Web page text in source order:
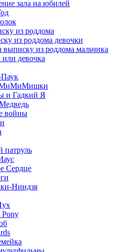
зала на юбилей
из роддома
из роддома девочки
из роддома мальчика
девочка
Паук
и Гадкий Я
войны
патруль
Сердце
Ниндзя